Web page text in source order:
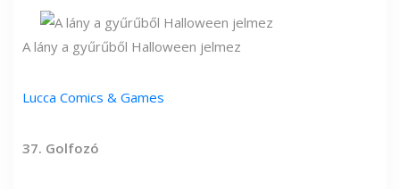
A lány a gyűrűből Halloween jelmez
Lucca Comics & Games
37. Golfozó